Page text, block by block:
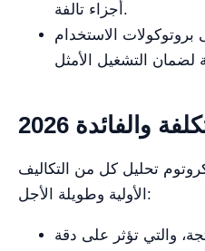
أجزاء تالفة.
الاستخدام
والفائدة 2026
تحليل كل من التكاليف
الأولية وطويلة الأجل:
والتي تؤثر على دقة